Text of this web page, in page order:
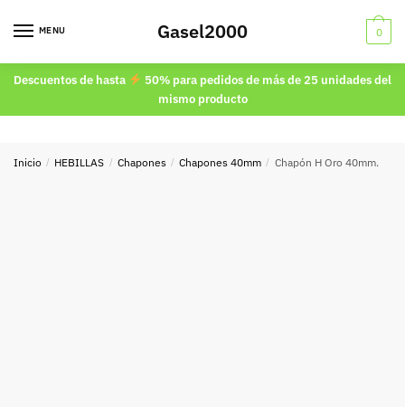
MENU Gasel2000 0
Descuentos de hasta
50% para pedidos de más de 25 unidades del
mismo producto
Inicio / HEBILLAS / Chapones / Chapones 40mm / Chapón H Oro 40mm.